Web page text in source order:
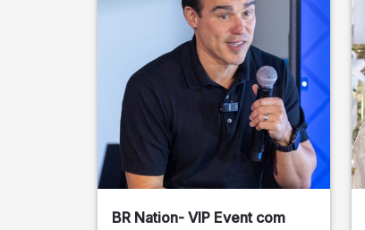
BR Nation- VIP Event com